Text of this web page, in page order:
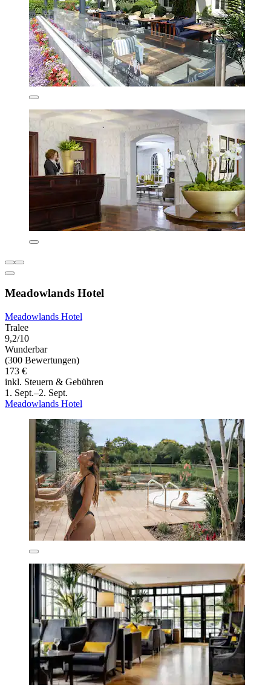
Meadowlands Hotel
Meadowlands Hotel
Tralee
9,2/10
Wunderbar
(300 Bewertungen)
173 €
inkl. Steuern & Gebühren
1. Sept.–2. Sept.
Meadowlands Hotel